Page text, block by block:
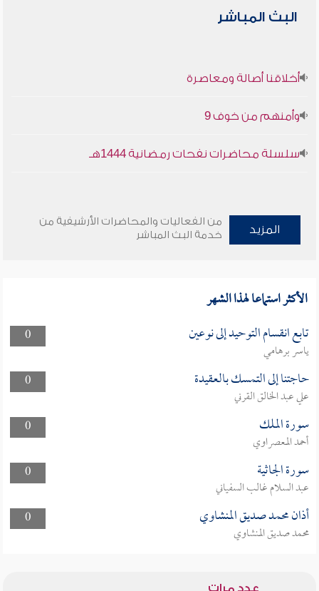
البث المباشر
أخلاقنا أصالة ومعاصرة
وأمنهم من خوف 9
سلسلة محاضرات نفحات رمضانية 1444هـ
المزيد
من الفعاليات والمحاضرات الأرشيفية من
خدمة البث المباشر
الأكثر استماعا لهذا الشهر
0 تابع انقسام التوحيد إلى نوعين
ياسر برهامي
0
حاجتنا إلى التمسك بالعقيدة
علي عبد الخالق القرني
0
سورة الملك
أحمد المعصراوي
0
سورة الجاثية
عبد السلام غالب السفياني
0
أذان محمد صديق المنشاوي
محمد صديق المنشاوي
عدد مرات